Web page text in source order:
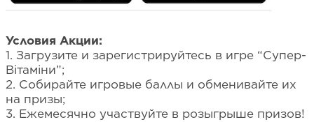
Условия Акции:
1. Загрузите и зарегистрируйтесь в игре “Супер-
Вітаміни”;
2. Собирайте игровые баллы и обменивайте их
на призы;
3. Ежемесячно участвуйте в розыгрыше призов!